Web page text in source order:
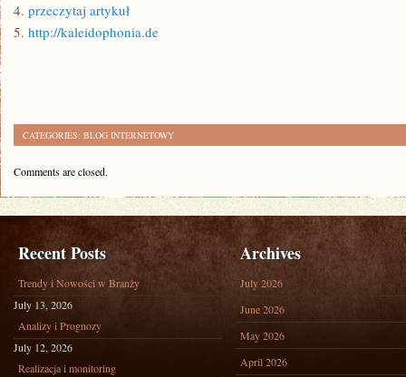
4. przeczytaj artykuł
5. http://kaleidophonia.de
CATEGORIES: BLOG INTERNETOWY
Comments are closed.
Recent Posts
Trendy i Nowości w Branży
July 13, 2026
Analizy i Prognozy
July 12, 2026
Realizacja i monitoring
Archives
July 2026
June 2026
May 2026
April 2026